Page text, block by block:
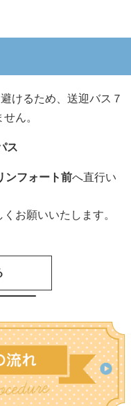
けるため、送迎バス７
ん。
ス
ンフォート前へ直行い
お願いいたします。